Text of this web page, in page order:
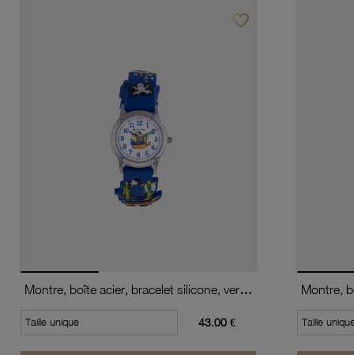
favorite_borderAjouter à vos favoris
Montre, boîte acier, bracelet silicone, verre minéral, kids
Taille unique 43.00 € Taille